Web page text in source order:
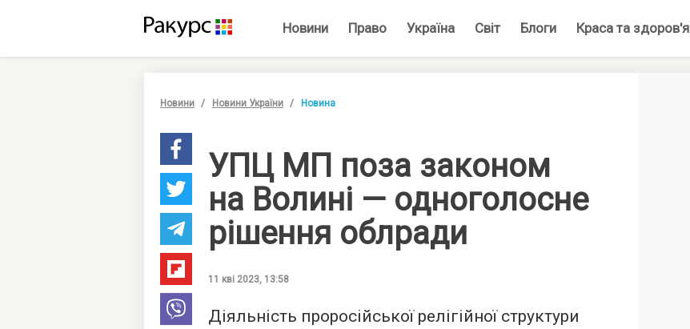
Новини Право Україна Світ Блоги Краса та здоров'я
Новини Новини України Новина
УПЦ МП поза законом
на Волині — одноголосне
рішення облради
11 кві 2023, 13:58
Діяльність проросійської релігійної структури